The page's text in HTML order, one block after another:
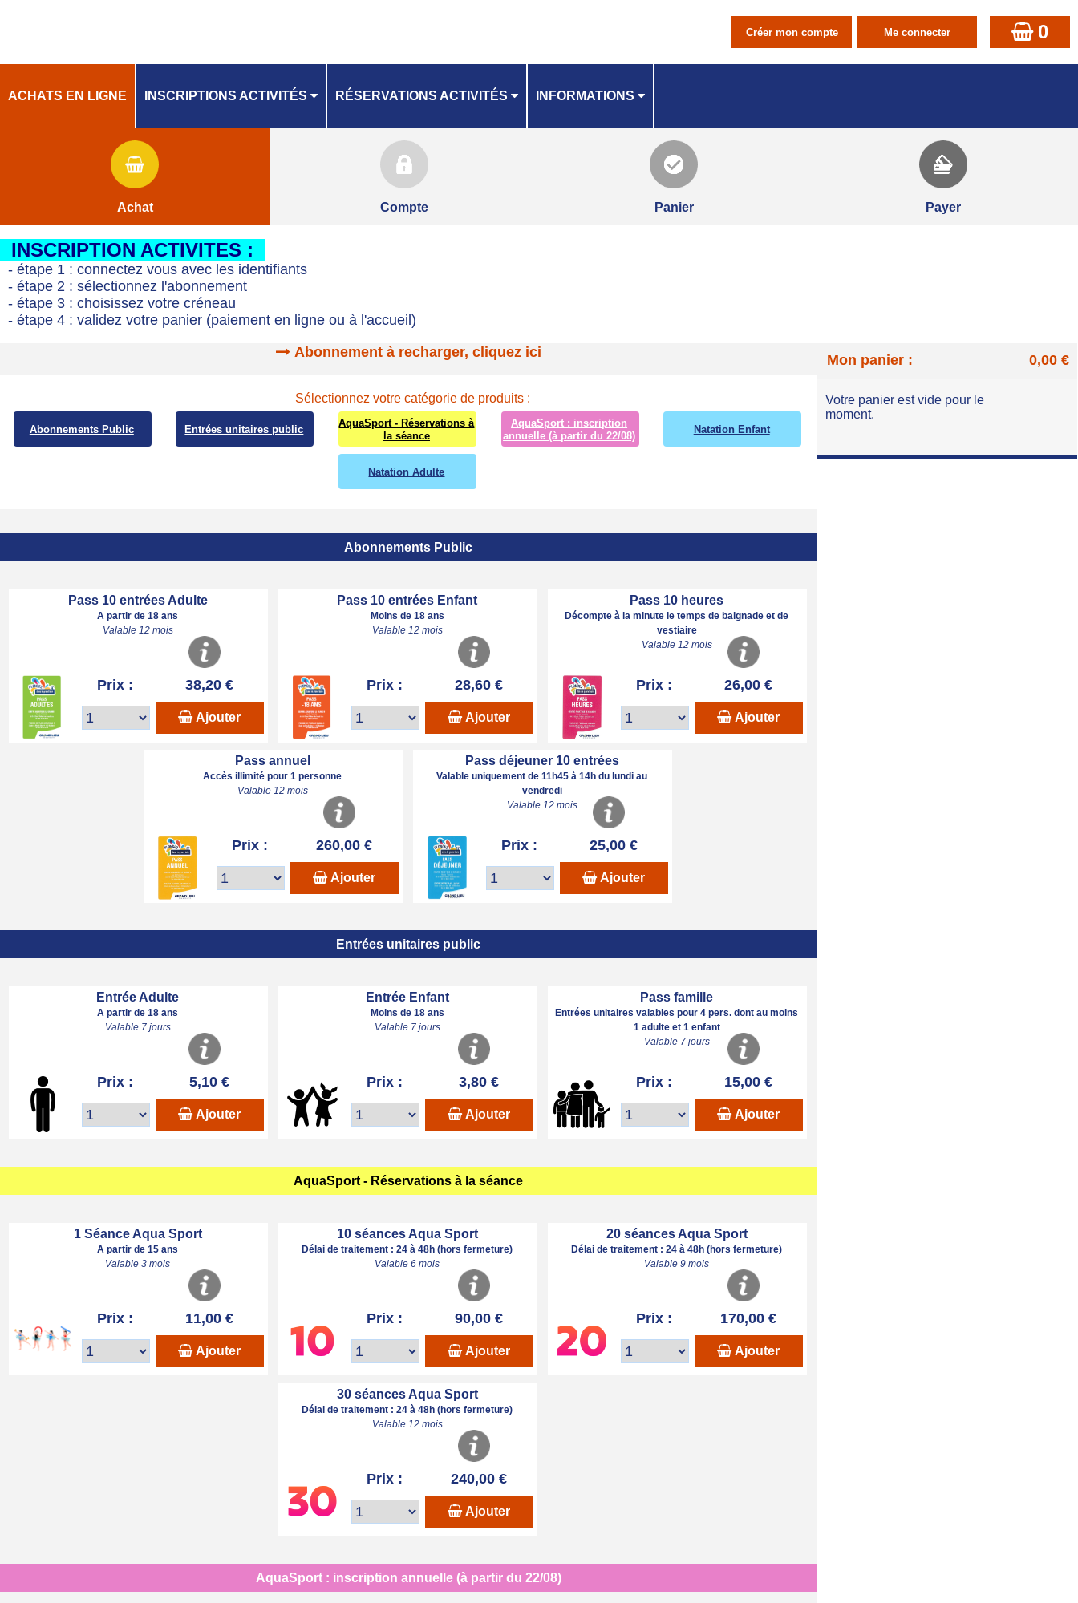
0
ACHATS EN LIGNE INSCRIPTIONS ACTIVITÉS
PLANNING
RÉSERVATIONS ACTIVITÉS
PLANNING
INFORMATIONS
GRAND LIEU COMMUNAUTÉ
NOTICE INSCRIPTIONS
Achat Compte Panier Payer
INSCRIPTION ACTIVITES :
- étape 1 : connectez vous avec les identifiants
- étape 2 : sélectionnez l'abonnement
- étape 3 : choisissez votre créneau
- étape 4 : validez votre panier (paiement en ligne ou à l'accueil)
Abonnement à recharger, cliquez ici
Sélectionnez votre catégorie de produits :
Abonnements Public Entrées unitaires public
AquaSport - Réservations à
la séance
AquaSport : inscription
annuelle (à partir du 22/08)
Natation Enfant
Natation Adulte
Abonnements Public
Pass 10 entrées Adulte
A partir de 18 ans
Valable 12 mois
Prix : 38,20 €
Ajouter
Pass 10 entrées Enfant
Moins de 18 ans
Valable 12 mois
Prix : 28,60 €
Ajouter
Pass 10 heures
Décompte à la minute le temps de baignade et de
vestiaire
Valable 12 mois
Prix : 26,00 €
Ajouter
Pass annuel
Accès illimité pour 1 personne
Valable 12 mois
Prix : 260,00 €
Ajouter
Pass déjeuner 10 entrées
Valable uniquement de 11h45 à 14h du lundi au
vendredi
Valable 12 mois
Prix : 25,00 €
Ajouter
Entrées unitaires public
Entrée Adulte
A partir de 18 ans
Valable 7 jours
Prix : 5,10 €
Ajouter
Entrée Enfant
Moins de 18 ans
Valable 7 jours
Prix : 3,80 €
Ajouter
Pass famille
Entrées unitaires valables pour 4 pers. dont au moins
1 adulte et 1 enfant
Valable 7 jours
Prix : 15,00 €
Ajouter
AquaSport - Réservations à la séance
1 Séance Aqua Sport
A partir de 15 ans
Valable 3 mois
Prix : 11,00 €
Ajouter
10 séances Aqua Sport
Délai de traitement : 24 à 48h (hors fermeture)
Valable 6 mois
Prix : 90,00 €
Ajouter
20 séances Aqua Sport
Délai de traitement : 24 à 48h (hors fermeture)
Valable 9 mois
Prix : 170,00 €
Ajouter
30 séances Aqua Sport
Délai de traitement : 24 à 48h (hors fermeture)
Valable 12 mois
Prix : 240,00 €
Ajouter
AquaSport : inscription annuelle (à partir du 22/08)
Mon panier : 0,00 €
Votre panier est vide pour le
moment.